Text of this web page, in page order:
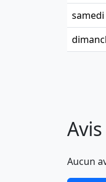
samedi
Aucun